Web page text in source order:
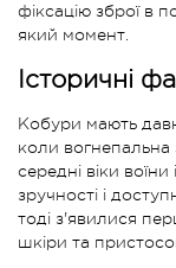
фіксацію зброї в
який момент.
Історичні
Кобури мають
коли вогнепальна
середні віки
зручності і
тоді з'явилися
шкіри та